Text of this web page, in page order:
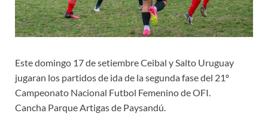
Este domingo 17 de setiembre Ceibal y Salto Uruguay
jugaran los partidos de ida de la segunda fase del 21º
Campeonato Nacional Futbol Femenino de OFI.
Cancha Parque Artigas de Paysandú.